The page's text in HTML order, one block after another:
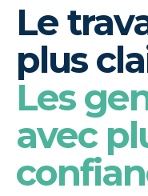
Le
plus
Les
avec